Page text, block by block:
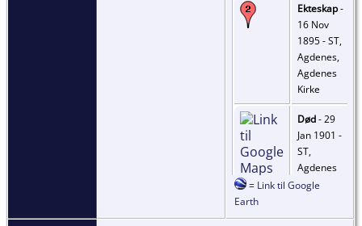
Ekteskap-
16 Nov
1895 - ST,
Agdenes,
Agdenes
Kirke
Død- 29
Jan 1901 -
ST,
Agdenes
= Link til Google
Earth